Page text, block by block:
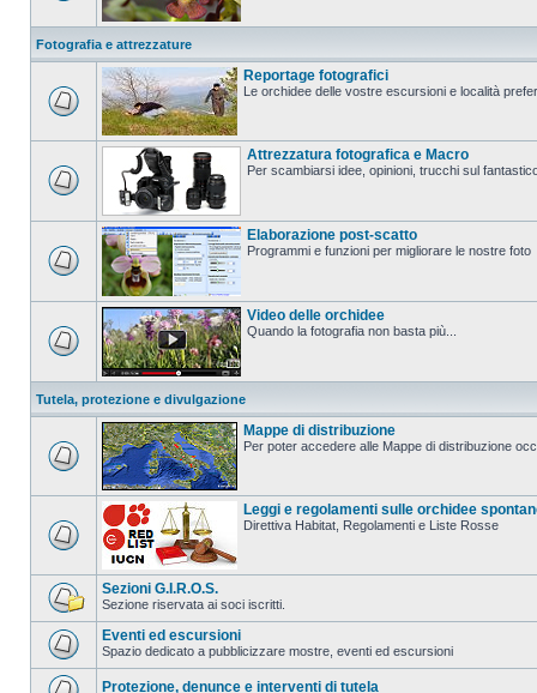
Fotografia e attrezzature
Reportage fotografici
Le orchidee delle vostre escursioni e località
Attrezzatura fotografica e Macro
Per scambiarsi idee, opinioni, trucchi sul
Elaborazione post-scatto
Programmi e funzioni per migliorare le nostre foto
Video delle orchidee
Quando la fotografia non basta più...
Tutela, protezione e divulgazione
Mappe di distribuzione
Per poter accedere alle Mappe di distribuzione
Leggi e regolamenti sulle orchidee
Direttiva Habitat, Regolamenti e Liste Rosse
Sezioni G.I.R.O.S.
Sezione riservata ai soci iscritti.
Eventi ed escursioni
Spazio dedicato a pubblicizzare mostre, eventi ed escursioni
Protezione, denunce e interventi di tutela